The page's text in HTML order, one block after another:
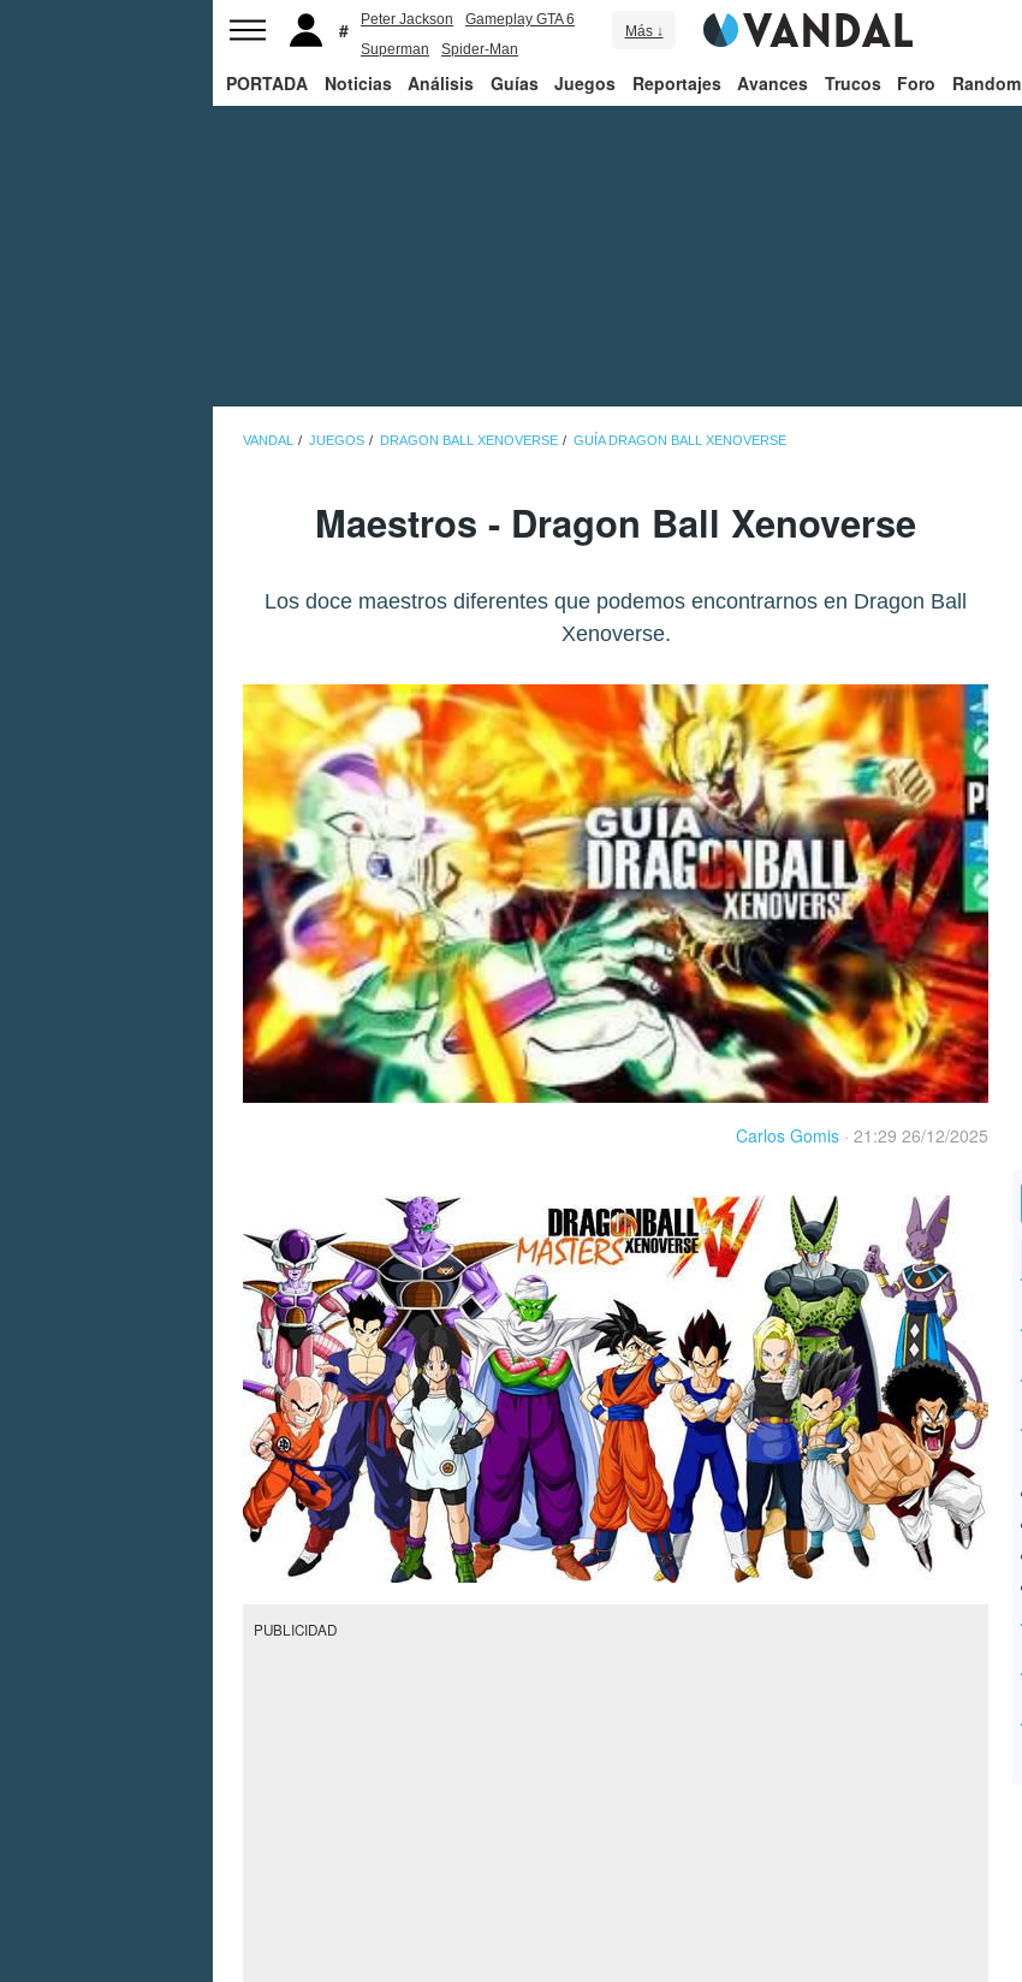
Peter Jackson
Gameplay GTA 6
Superman
Spider-Man
Más ↓
PORTADA Noticias Análisis Guías Juegos Reportajes Avances Trucos Foro Random
VANDAL JUEGOS DRAGON BALL XENOVERSE GUÍA DRAGON BALL XENOVERSE
Maestros - Dragon Ball Xenoverse
Los doce maestros diferentes que podemos encontrarnos en Dragon Ball
Xenoverse.
Carlos Gomis · 21:29 26/12/2025
PUBLICIDAD